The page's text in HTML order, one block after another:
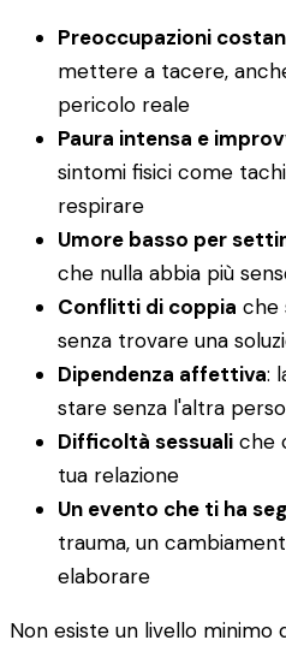
Preoccupazioni
mettere a tacere,
pericolo reale
Paura intensa e
sintomi fisici come
respirare
Umore basso per
che nulla abbia più
Conflitti di coppia che
senza trovare una
Dipendenza affettiva:
stare senza l'altra
Difficoltà sessuali che
tua relazione
Un evento che ti ha
trauma, un
elaborare
Non esiste un livello minimo